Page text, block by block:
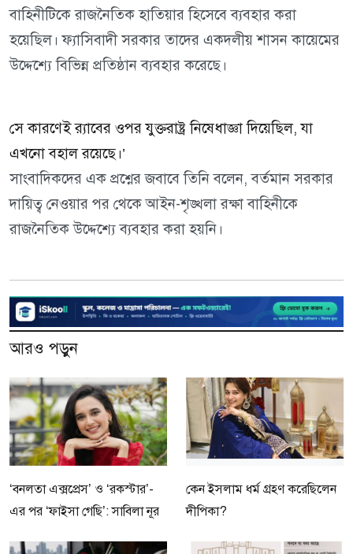
বাহিনীটিকে রাজনৈতিক হাতিয়ার হিসেবে ব্যবহার করা
হয়েছিল। ফ্যাসিবাদী সরকার তাদের একদলীয় শাসন কায়েমের
উদ্দেশ্যে বিভিন্ন প্রতিষ্ঠান ব্যবহার করেছে।
সে কারণেই র‍্যাবের ওপর যুক্তরাষ্ট্র নিষেধাজ্ঞা দিয়েছিল, যা
এখনো বহাল রয়েছে।’
সাংবাদিকদের এক প্রশ্নের জবাবে তিনি বলেন, বর্তমান সরকার
দায়িত্ব নেওয়ার পর থেকে আইন-শৃঙ্খলা রক্ষা বাহিনীকে
রাজনৈতিক উদ্দেশ্যে ব্যবহার করা হয়নি।
আরও পড়ুন
‘বনলতা এক্সপ্রেস’ ও ‘রকস্টার’-
এর পর ‘ফাইসা গেছি’: সাবিলা নূর
কেন ইসলাম ধর্ম গ্রহণ করেছিলেন
দীপিকা?